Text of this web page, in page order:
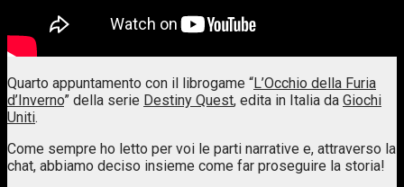
Quarto appuntamento con il librogame “L’Occhio della Furia
d’Inverno” della serie Destiny Quest, edita in Italia da ‪ Giochi
Uniti.
Come sempre ho letto per voi le parti narrative e, attraverso la
chat, abbiamo deciso insieme come far proseguire la storia!